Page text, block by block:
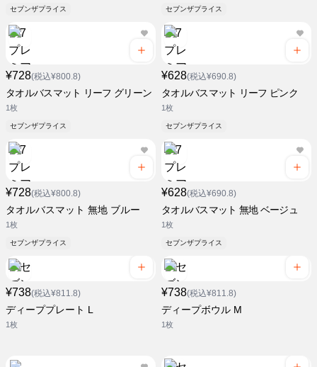
セブンザプライス セブンザプライス
¥728(税込¥800.8)
タオルバスマット リーフ グリーン
1枚
セブンザプライス
¥628(税込¥690.8)
タオルバスマット リーフ ピンク
1枚
セブンザプライス
¥728(税込¥800.8)
タオルバスマット 無地 ブルー
1枚
セブンザプライス
¥628(税込¥690.8)
タオルバスマット 無地 ベージュ
1枚
セブンザプライス
¥738(税込¥811.8)
ディーププレート L
1枚
¥738(税込¥811.8)
ディープボウル M
1枚